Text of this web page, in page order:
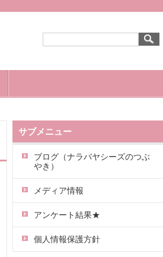
サブメニュー
ブログ（ナラバヤシーズのつぶ
やき）
メディア情報
アンケート結果★
個人情報保護方針